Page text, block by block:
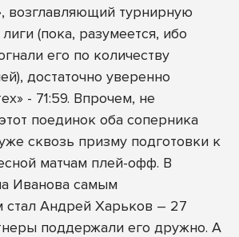
турнирную
(пока, разумеется, ибо
его по количеству
достаточно уверенно
- 71:59. Впрочем, не
поединок оба соперника
сквозь призму подготовки к
матчам плей-офф. В
Иванова самым
стал Андрей Харьков – 27
поддержали его дружно. А